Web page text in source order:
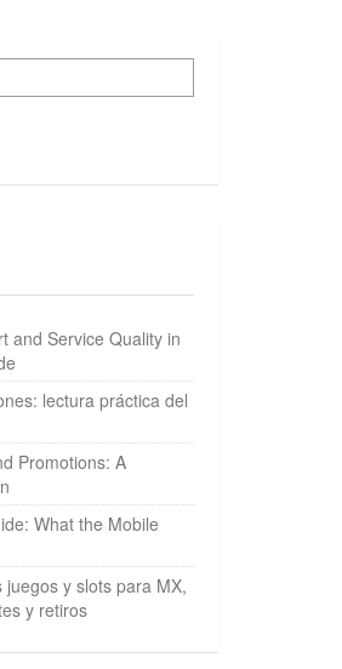
and Service Quality in
lectura práctica del
Promotions: A
What the Mobile
y slots para MX,
y retiros